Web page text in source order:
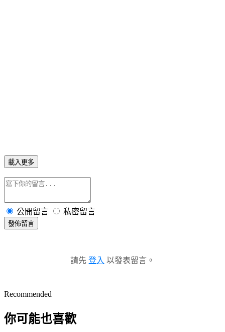
載入更多
公開留言 私密留言
發佈留言
請先 登入 以發表留言。
Recommended
你可能也喜歡